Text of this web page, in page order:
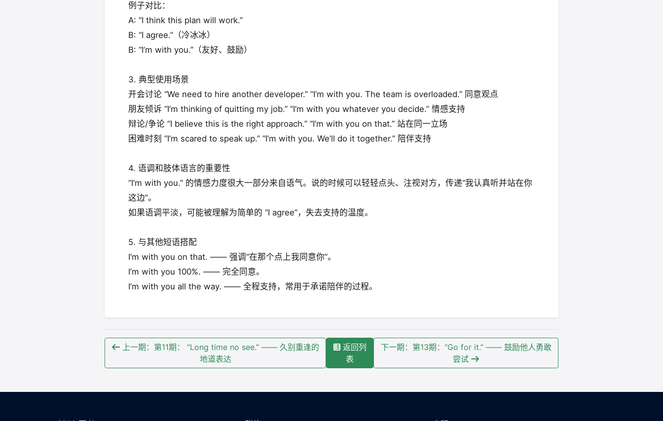
例子对比：
A: “I think this plan will work.”
B: “I agree.”（冷冰冰）
B: “I’m with you.”（友好、鼓励）
3. 典型使用场景
开会讨论 “We need to hire another developer.” “I’m with you. The team is overloaded.” 同意观点
朋友倾诉 “I’m thinking of quitting my job.” “I’m with you whatever you decide.” 情感支持
辩论/争论 “I believe this is the right approach.” “I’m with you on that.” 站在同一立场
困难时刻 “I’m scared to speak up.” “I’m with you. We’ll do it together.” 陪伴支持
4. 语调和肢体语言的重要性
“I’m with you.” 的情感力度很大一部分来自语气。说的时候可以轻轻点头、注视对方，传递“我认真听并站在你
这边”。
如果语调平淡，可能被理解为简单的 “I agree”，失去支持的温度。
5. 与其他短语搭配
I’m with you on that. —— 强调“在那个点上我同意你”。
I’m with you 100%. —— 完全同意。
I’m with you all the way. —— 全程支持，常用于承诺陪伴的过程。
上一期：第11期： “Long time no see.” —— 久别重逢的
地道表达
返回列
表
下一期：第13期：“Go for it.” —— 鼓励他人勇敢
尝试